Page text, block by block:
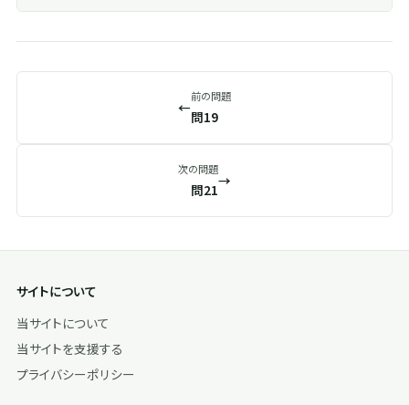
←
前の問題
問19
次の問題
問21
→
サイトについて
当サイトについて
当サイトを支援する
プライバシーポリシー